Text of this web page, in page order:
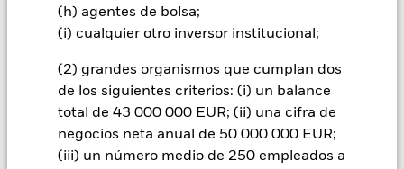
(h) agentes de bolsa;
(i) cualquier otro inversor institucional;
(2) grandes organismos que cumplan dos
de los siguientes criterios: (i) un balance
total de 43 000 000 EUR; (ii) una cifra de
negocios neta anual de 50 000 000 EUR;
(iii) un número medio de 250 empleados a
INFORMACIÓN IMPORTANTE: Capital en Riesgo.
de las inversiones y los ingresos derivados de ellas pueden
inversores no recuperen la cantidad invertida originalmente.
Todas las clases de acciones con cobertura de divisas de este
fondo utilizan derivados para cubrir el riesgo de divisas. El
uso de derivados para una clase de acciones podría conllevar
un posible riesgo de contagio (también denominado «spill-